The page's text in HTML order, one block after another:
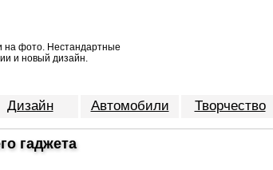
на фото. Нестандартные
и новый дизайн.
Дизайн Автомобили Творчество
гаджета